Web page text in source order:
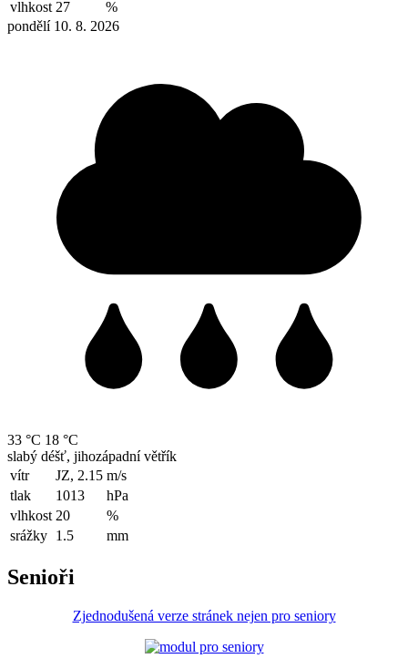
vlhkost 27
%
pondělí 10. 8. 2026
33 °C 18 °C
slabý déšť, jihozápadní větřík
vítr
JZ, 2.15 m/s
tlak
1013
hPa
vlhkost 20
%
srážky 1.5 mm
Senioři
Zjednodušená verze stránek nejen pro seniory